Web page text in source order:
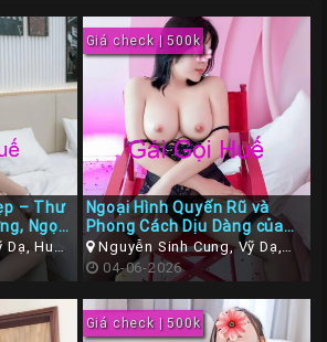
– Thư
Ngọt
LuônHuế,
Giá check | 500k
Ngoại Hình Quyến Rũ và
Phong Cách Dịu Dàng của
Gái Gọi Huế Hoài An
Nguyễn Sinh Cung, Vỹ Dạ,
Huế, Thừa Thiên Huế
04-06-2026
Giá check | 500k